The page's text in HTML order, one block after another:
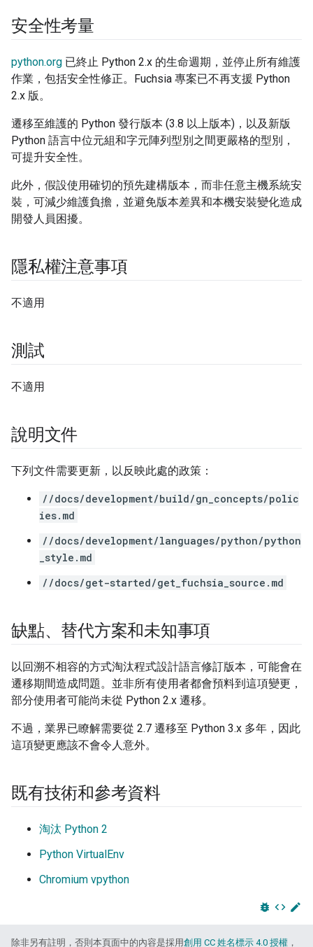
安全性考量
python.org 已終止 Python 2.x 的生命週期，並停止所有維護
作業，包括安全性修正。Fuchsia 專案已不再支援 Python
2.x 版。
遷移至維護的 Python 發行版本 (3.8 以上版本)，以及新版
Python 語言中位元組和字元陣列型別之間更嚴格的型別，
可提升安全性。
此外，假設使用確切的預先建構版本，而非任意主機系統安
裝，可減少維護負擔，並避免版本差異和本機安裝變化造成
開發人員困擾。
隱私權注意事項
不適用
測試
不適用
說明文件
下列文件需要更新，以反映此處的政策：
//docs/development/build/gn_concepts/polic
ies.md
//docs/development/languages/python/python
_style.md
//docs/get-started/get_fuchsia_source.md
缺點、替代方案和未知事項
以回溯不相容的方式淘汰程式設計語言修訂版本，可能會在
遷移期間造成問題。並非所有使用者都會預料到這項變更，
部分使用者可能尚未從 Python 2.x 遷移。
不過，業界已瞭解需要從 2.7 遷移至 Python 3.x 多年，因此
這項變更應該不會令人意外。
既有技術和參考資料
淘汰 Python 2
Python VirtualEnv
Chromium vpython
bug_report code edit
除非另有註明，否則本頁面中的內容是採用創用 CC 姓名標示 4.0 授權 ，